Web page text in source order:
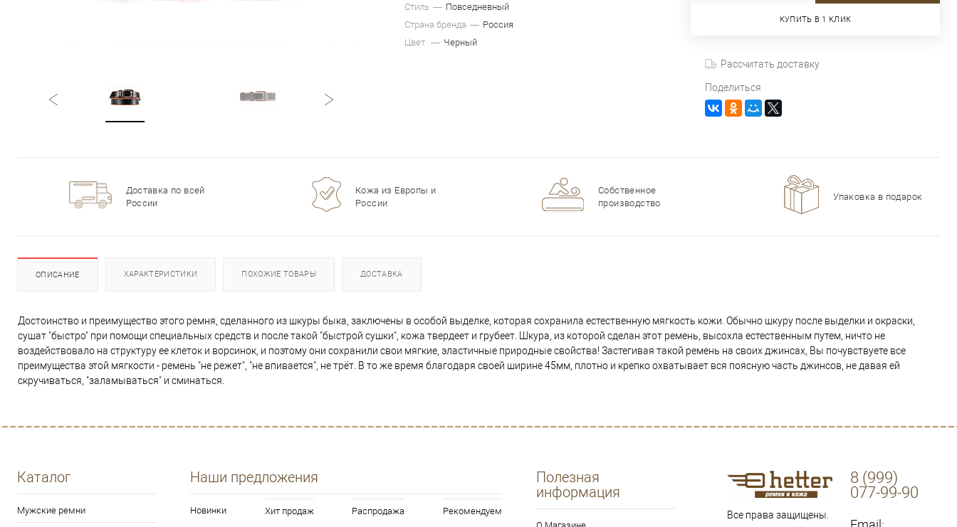
Стиль
Повседневный
Страна бренда
Россия
Цвет
Черный
КУПИТЬ В 1 КЛИК
Рассчитать доставку
Поделиться
Доставка по всей
России
Кожа из Европы и
России
Собственное
производство
Упаковка в подарок!
ОПИСАНИЕ ХАРАКТЕРИСТИКИ ПОХОЖИЕ ТОВАРЫ ДОСТАВКА
Достоинство и преимущество этого ремня, сделанного из шкуры быка, заключены в особой выделке, которая сохранила естественную мягкость кожи. Обычно шкуру после выделки и окраски,
сушат "быстро" при помощи специальных средств и после такой "быстрой сушки", кожа твердеет и грубеет. Шкура, из которой сделан этот ремень, высохла естественным путем, ничто не
воздействовало на структуру ее клеток и ворсинок, и поэтому они сохранили свои мягкие, эластичные природные свойства! Застегивая такой ремень на своих джинсах, Вы почувствуете все
преимущества этой мягкости - ремень "не режет", "не впивается", не трёт. В то же время благодаря своей ширине 45мм, плотно и крепко охватывает вся поясную часть джинсов, не давая ей
скручиваться, "заламываться" и сминаться.
Каталог
Мужские ремни
Наши предложения
Новинки Хит продаж Распродажа Рекомендуем
Полезная
информация
Все права защищены.
8 (999)
077-99-90